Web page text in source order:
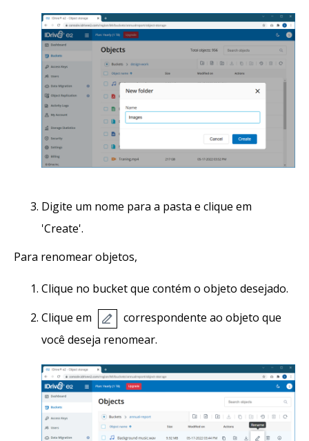
Digite um nome para a pasta e clique em
'Create'.
Para renomear objetos,
Clique no bucket que contém o objeto desejado.
Clique em
correspondente ao objeto que
você deseja renomear.